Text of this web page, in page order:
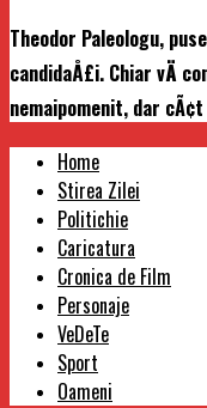
Theodor Paleologu,
candidaÅ£i. Chiar vÄ
nemaipomenit, dar
Home
Stirea Zilei
Politichie
Caricatura
Cronica de Film
Personaje
VeDeTe
Sport
Oameni